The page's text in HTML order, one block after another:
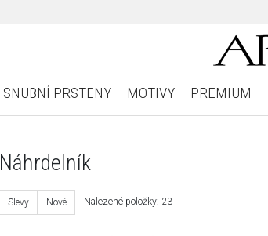
SNUBNÍ PRSTENY MOTIVY PREMIUM
Náhrdelník
Slevy Nové Nalezené položky: 23